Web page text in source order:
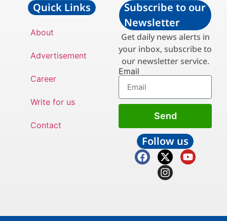
Quick Links
About
Advertisement
Career
Write for us
Contact
Subscribe to our
Newsletter
Get daily news alerts in
your inbox, subscribe to
our newsletter service.
Email
Send
Follow us